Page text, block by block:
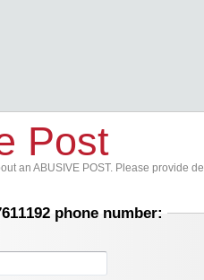
Post
an ABUSIVE POST. Please provide
phone number: